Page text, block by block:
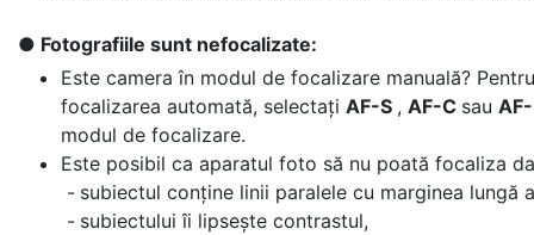
Fotografiile sunt nefocalizate:
Este camera în modul de focalizare manuală?
focalizarea automată, selectați AF-S , AF-C sau
modul de focalizare.
Este posibil ca aparatul foto să nu poată focaliza
subiectul conține linii paralele cu marginea lungă
subiectului îi lipsește contrastul,